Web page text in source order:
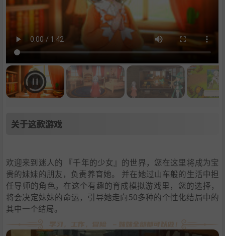
关于这款游戏
欢迎来到迷人的 『千年的少女』的世界，您在这里将成为宝
贵的妹妹的朋友，负责养育她。 并在她过山车般的生活中担
任导师的角色。在这个有趣的育成模拟游戏里，您的选择，
将会决定妹妹的命运，引导她走向50多种的个性化结局中的
其中一个结局。